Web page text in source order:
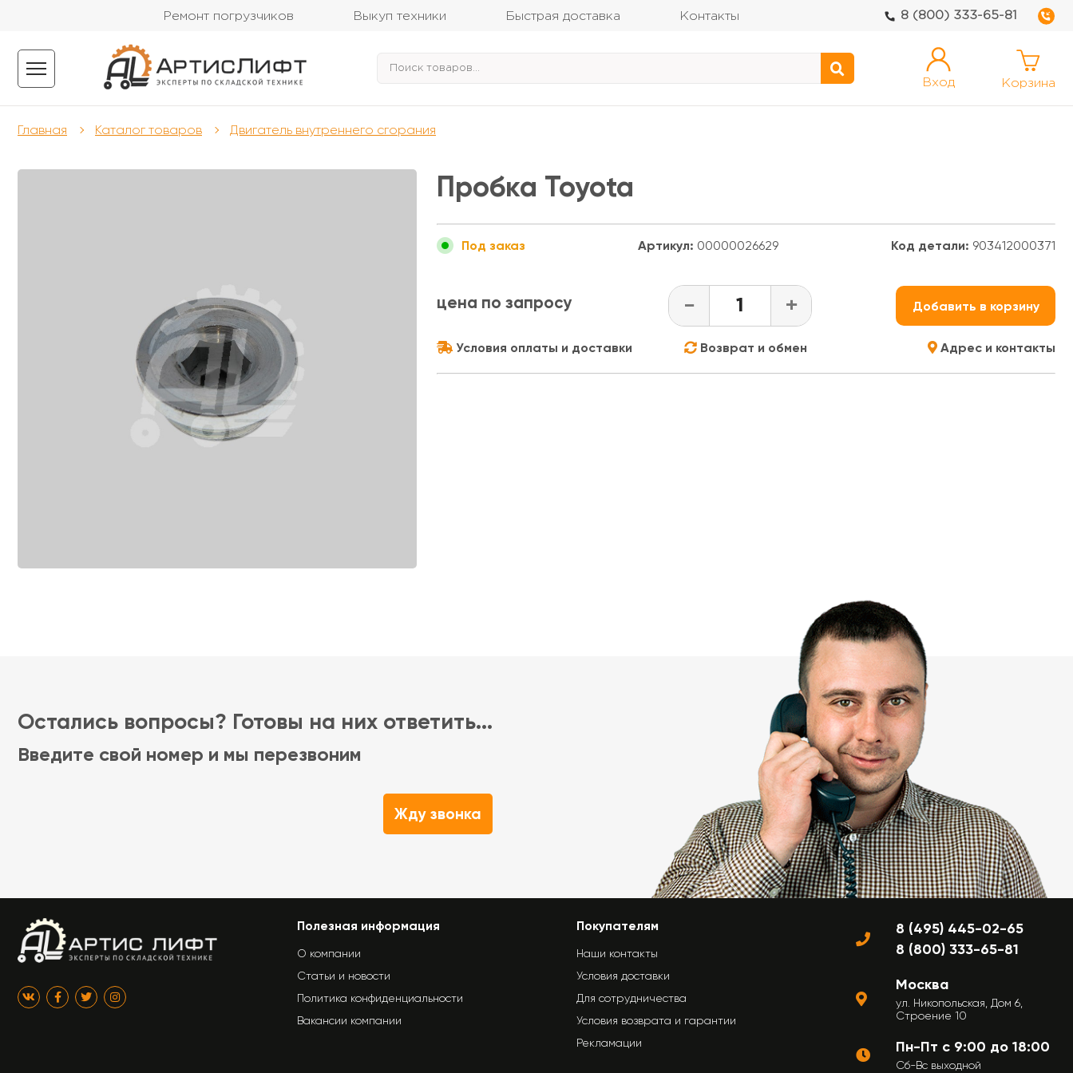
Ремонт погрузчиков Выкуп техники Быстрая доставка Контакты 8 (800) 333-65-81
Вход Корзина
Главная Каталог товаров Двигатель внутреннего сгорания
Пробка Toyota
Под заказ Артикул: 00000026629 Код детали: 903412000371
цена по запросу - + Добавить в корзину
Условия оплаты и доставки Возврат и обмен Адрес и контакты
Остались вопросы? Готовы на них ответить...
Введите свой номер и мы перезвоним
Жду звонка
Полезная информация
О компании
Статьи и новости
Политика конфиденциальности
Вакансии компании
Покупателям
Наши контакты
Условия доставки
Для сотрудничества
Условия возврата и гарантии
Рекламации
8 (495) 445-02-65
8 (800) 333-65-81
Москва
ул. Никопольская, Дом 6,
Строение 10
Пн-Пт с 9:00 до 18:00
Сб-Вс выходной